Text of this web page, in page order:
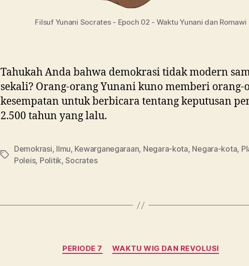
Filsuf Yunani Socrates - Epoch 02 - Waktu Yunani dan Romawi
Tahukah Anda bahwa demokrasi tidak modern
sekali? Orang-orang Yunani kuno memberi orang-
kesempatan untuk berbicara tentang keputusan
2.500 tahun yang lalu.
Tag
Demokrasi, Ilmu, Kewarganegaraan, Negara-kota, Negara-kota,
Poleis, Politik,Socrates
Kategori
PERIODE 7 WAKTU WIG DAN REVOLUSI